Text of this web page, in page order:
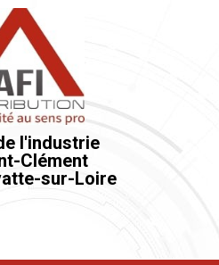
l'industrie
Clément
sur-Loire